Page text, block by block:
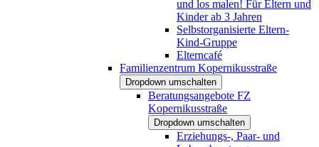
und los malen! Für Eltern und
Kinder ab 3 Jahren
Selbstorganisierte Eltern-
Kind-Gruppe
Elterncafé
Familienzentrum Kopernikusstraße
Dropdown umschalten
Beratungsangebote FZ
Kopernikusstraße
Dropdown umschalten
Erziehungs-, Paar- und